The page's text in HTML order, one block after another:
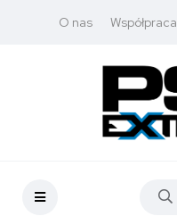
O nas Współpraca